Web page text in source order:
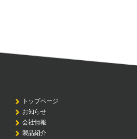
トップページ
お知らせ
会社情報
製品紹介